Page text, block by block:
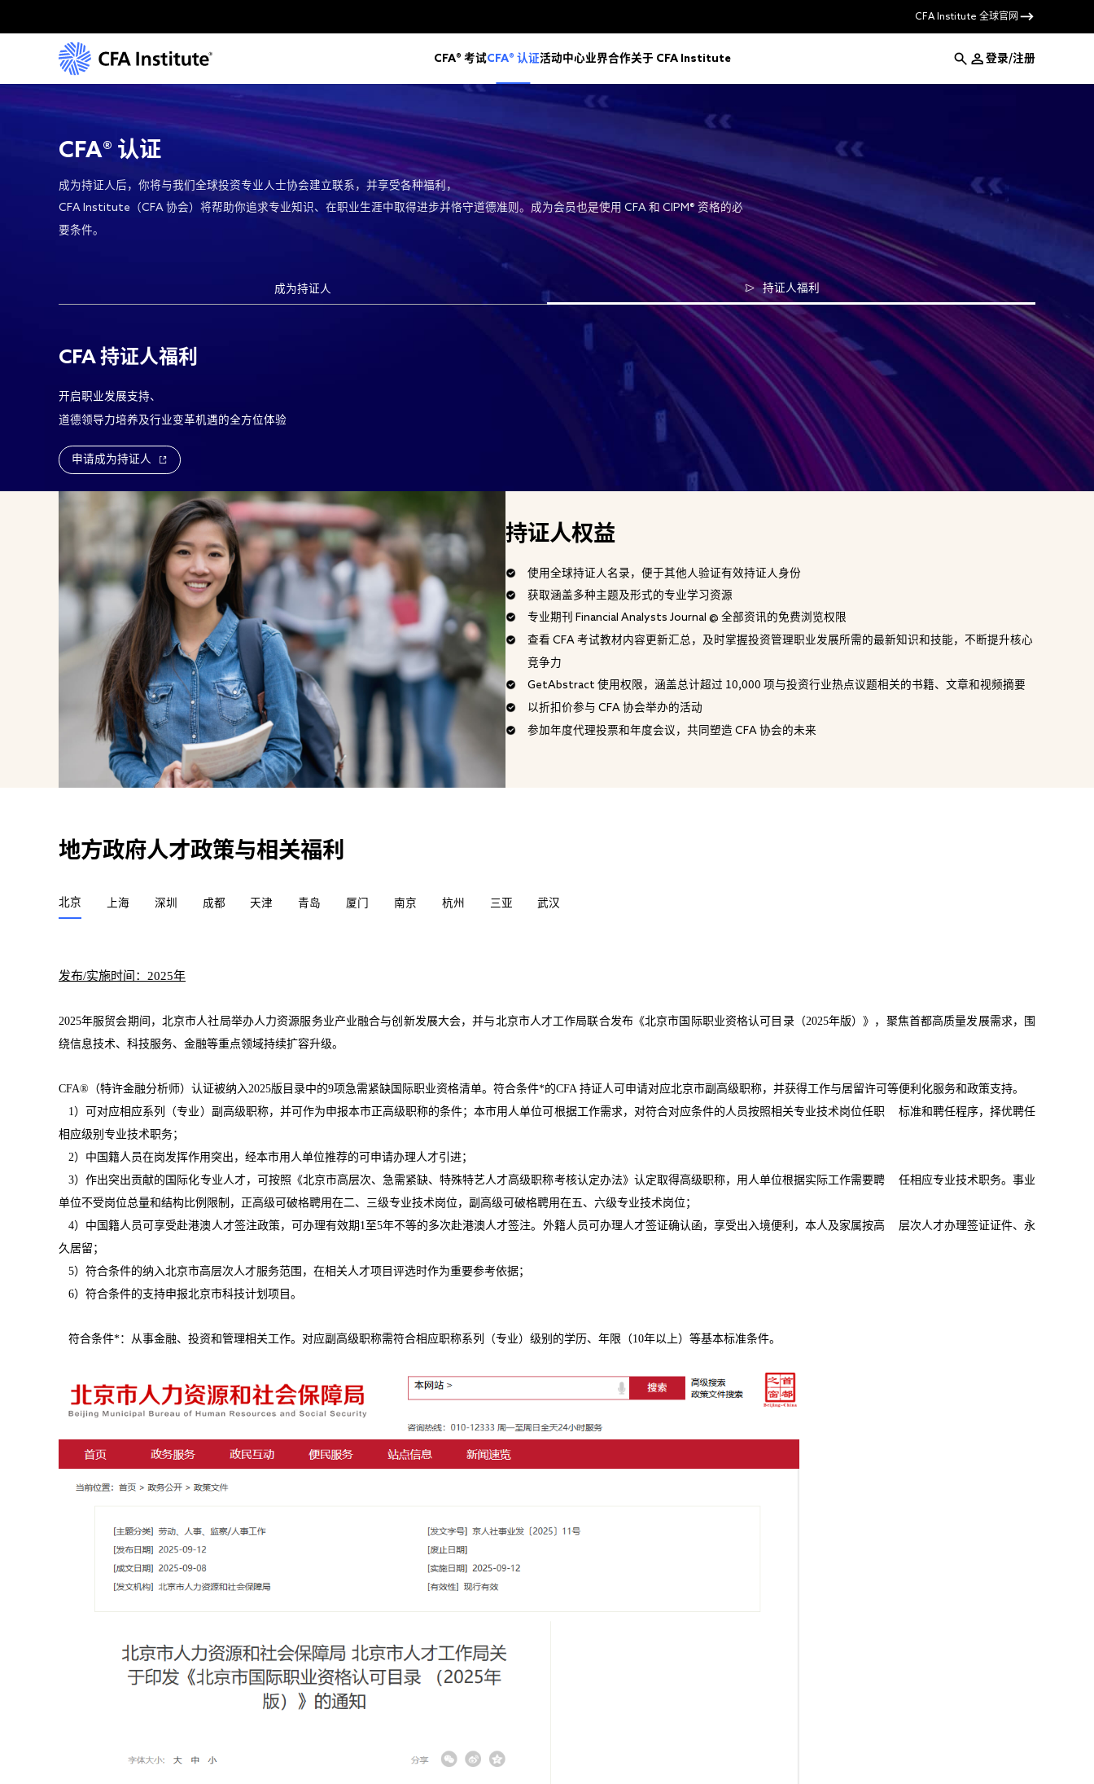
CFA Institute 全球官网
CFA® 考试CFA® 认证活动中心业界合作关于 CFA Institute 登录/注册
CFA® 认证
成为持证人后，你将与我们全球投资专业人士协会建立联系，并享受各种福利，
CFA Institute（CFA 协会） 将帮助你追求专业知识、在职业生涯中取得进步并恪守道德准则。成为会员也是使用 CFA和CIPM®资格的必
要条件。
成为持证人 持证人福利
CFA 持证人福利
开启职业发展支持、
道德领导力培养及行业变革机遇的全方位体验
申请成为持证人
持证人权益
使用全球持证人名录，便于其他人验证有效持证人身份
获取涵盖多种主题及形式的专业学习资源
专业期刊
Financial Analysts Journal @ 全部资讯的免费浏览权限
查看 CFA 考试教材内容更新汇总，及时掌握投资管理职业发展所需的最新知识和技能，不断提升核心
竞争力
GetAbstract 使用权限，涵盖总计超过 10,000 项与投资行业热点议题相关的书籍、文章和视频摘要
以折扣价参与 CFA 协会举办的活动
参加年度代理投票和年度会议，共同塑造 CFA 协会的未来
地方政府人才政策与相关福利
北京 上海 深圳 成都 天津 青岛 厦门 南京 杭州 三亚 武汉
发布/实施时间：2025年
2025年服贸会期间，北京市人社局举办人力资源服务业产业融合与创新发展大会，并与北京市人才工作局联合发布《北京市国际职业资格认可目录（2025年版）》，聚焦首都高质量发展需求，围
绕信息技术、科技服务、金融等重点领域持续扩容升级。
CFA®（特许金融分析师）认证被纳入2025版目录中的9项急需紧缺国际职业资格清单。符合条件*的CFA 持证人可申请对应北京市副高级职称，并获得工作与居留许可等便利化服务和政策支持。
1）可对应相应系列（专业）副高级职称，并可作为申报本市正高级职称的条件；本市用人单位可根据工作需求，对符合对应条件的人员按照相关专业技术岗位任职 标准和聘任程序，择优聘任
相应级别专业技术职务；
2）中国籍人员在岗发挥作用突出，经本市用人单位推荐的可申请办理人才引进；
3）作出突出贡献的国际化专业人才，可按照《北京市高层次、急需紧缺、特殊特艺人才高级职称考核认定办法》认定取得高级职称，用人单位根据实际工作需要聘 任相应专业技术职务。事业
单位不受岗位总量和结构比例限制，正高级可破格聘用在二、三级专业技术岗位，副高级可破格聘用在五、六级专业技术岗位；
4）中国籍人员可享受赴港澳人才签注政策，可办理有效期1至5年不等的多次赴港澳人才签注。外籍人员可办理人才签证确认函，享受出入境便利，本人及家属按高 层次人才办理签证证件、永
久居留；
5）符合条件的纳入北京市高层次人才服务范围，在相关人才项目评选时作为重要参考依据；
6）符合条件的支持申报北京市科技计划项目。
符合条件*：从事金融、投资和管理相关工作。对应副高级职称需符合相应职称系列（专业）级别的学历、年限（10年以上）等基本标准条件。